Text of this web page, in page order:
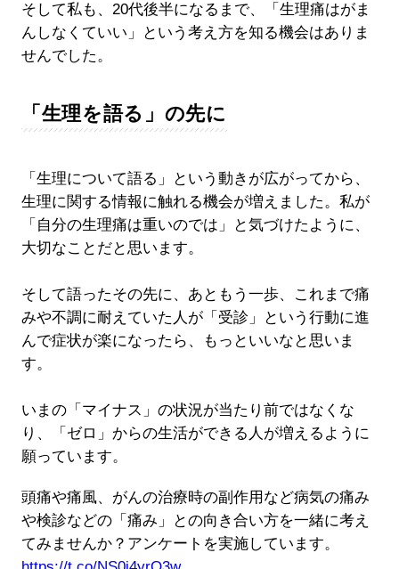
そして私も、20代後半になるまで、「生理痛はがま
んしなくていい」という考え方を知る機会はありま
せんでした。
「生理を語る」の先に
「生理について語る」という動きが広がってから、
生理に関する情報に触れる機会が増えました。私が
「自分の生理痛は重いのでは」と気づけたように、
大切なことだと思います。
そして語ったその先に、あともう一歩、これまで痛
みや不調に耐えていた人が「受診」という行動に進
んで症状が楽になったら、もっといいなと思いま
す。
いまの「マイナス」の状況が当たり前ではなくな
り、「ゼロ」からの生活ができる人が増えるように
願っています。
頭痛や痛風、がんの治療時の副作用など病気の痛み
や検診などの「痛み」との向き合い方を一緒に考え
てみませんか？アンケートを実施しています。